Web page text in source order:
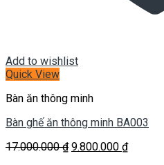
Add to wishlist
Quick View
Bàn ăn thông minh
Bàn ghế ăn thông minh BA003
17.000.000₫ Giá
9.800.000 ₫Giá